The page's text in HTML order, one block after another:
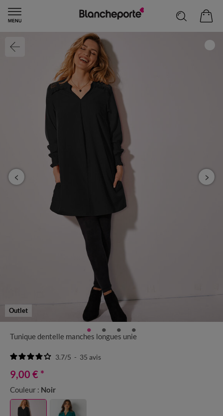
Outlet
Tunique dentelle manches longues unie
3.7/5 - 35 avis
9,00 € *
Couleur : Noir